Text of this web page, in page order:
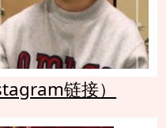
链接）